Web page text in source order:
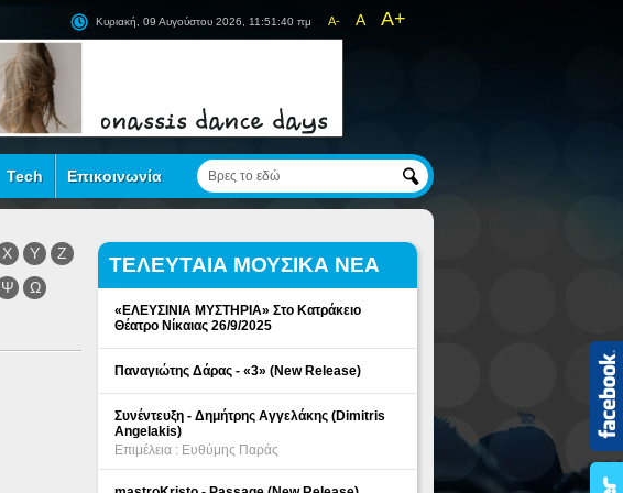
A- A A+
Κυριακή, 09 Αυγούστου 2026, 11:51:40 πμ
Tech Επικοινωνία
X Y
Z
Ψ
Ω
ΤΕΛΕΥΤΑΙΑ ΜΟΥΣΙΚΑ ΝΕΑ
«ΕΛΕΥΣΙΝΙΑ ΜΥΣΤΗΡΙΑ» Στο Κατράκειο
Θέατρο Νίκαιας 26/9/2025
Παναγιώτης Δάρας - «3» (New Release)
Συνέντευξη - Δημήτρης Αγγελάκης (Dimitris
Angelakis)
Επιμέλεια : Ευθύμης Παράς